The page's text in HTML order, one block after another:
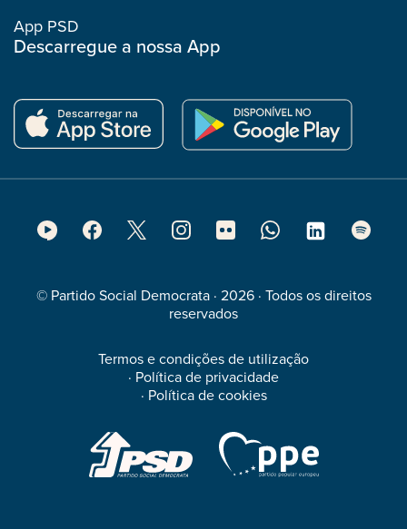
App PSD
Descarregue a nossa App
© Partido Social Democrata · 2026 · Todos os direitos
reservados
Termos e condições de utilização
· Política de privacidade
· Política de cookies
Footer
Media